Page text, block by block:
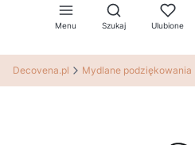
Menu
Otwórz
Szukaj Ulubione
Decovena.pl Mydlane podziękowania